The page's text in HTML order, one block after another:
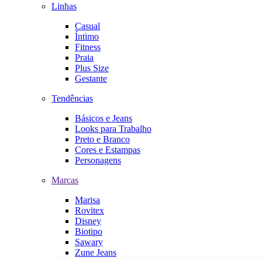
Linhas
Casual
Íntimo
Fitness
Praia
Plus Size
Gestante
Tendências
Básicos e Jeans
Looks para Trabalho
Preto e Branco
Cores e Estampas
Personagens
Marcas
Marisa
Rovitex
Disney
Biotipo
Sawary
Zune Jeans